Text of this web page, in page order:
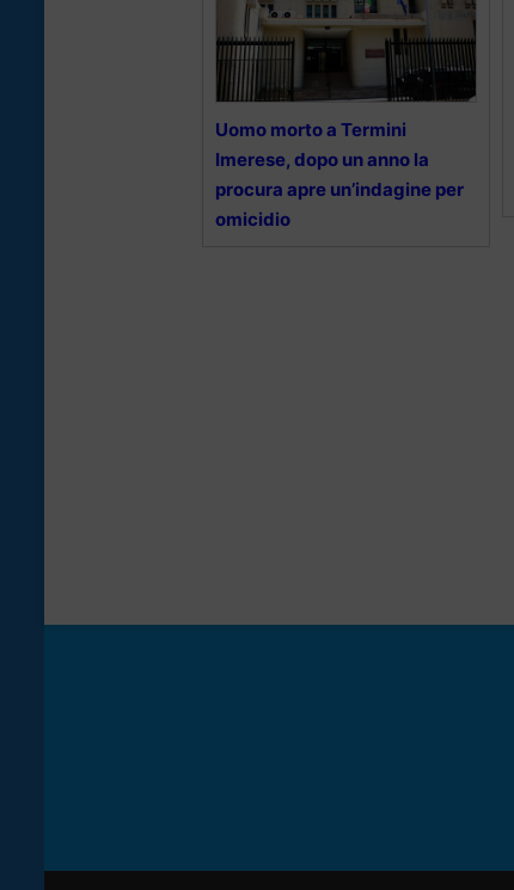
Uomo morto a Termini
Imerese, dopo un anno la
procura apre un’indagine per
omicidio